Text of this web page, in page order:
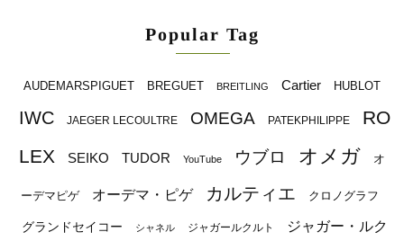
Popular Tag
AUDEMARSPIGUET BREGUET BREITLING Cartier HUBLOT
IWC JAEGER LECOULTRE OMEGA PATEKPHILIPPE
RO
LEX
SEIKO TUDOR YouTube ウブロ オメガ オ
ーデマピゲ オーデマ・ピゲ カルティエ クロノグラフ
グランドセイコー シャネル ジャガールクルト
ジャガー・ルク